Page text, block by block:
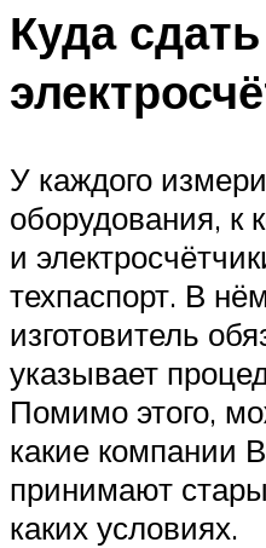
Куда
У каждого
оборудования, к
и
техпаспорт. В
изготовитель
указывает
Помимо этого,
какие компании
принимают
каких условиях.